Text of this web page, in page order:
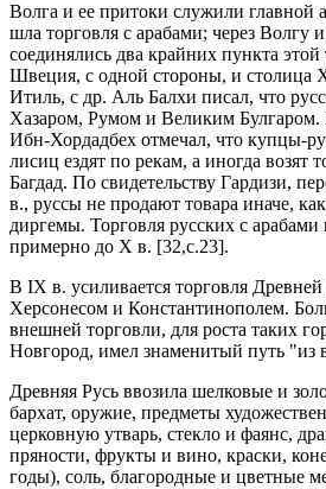
Волга и ее притоки служили главной
шла торговля с арабами; через Волгу
соединялись два крайних пункта
Швеция, с одной стороны, и столица
Итиль, с др. Аль Балхи писал, что
Хазаром, Румом и Великим
Ибн-Хордадбех отмечал, что купцы-
лисиц ездят по рекам, а иногда возят
Багдад. По свидетельству Гардизи,
в., руссы не продают товара иначе,
диргемы. Торговля русских с арабами
примерно до X в. [32,c.23].
В IX в. усиливается торговля
Херсонесом и Константинополем.
внешней торговли, для роста таких
Новгород, имел знаменитый путь "из
Древняя Русь ввозила шелковые и
бархат, оружие, предметы
церковную утварь, стекло и фаянс,
пряности, фрукты и вино, краски,
годы), соль, благородные и цветные